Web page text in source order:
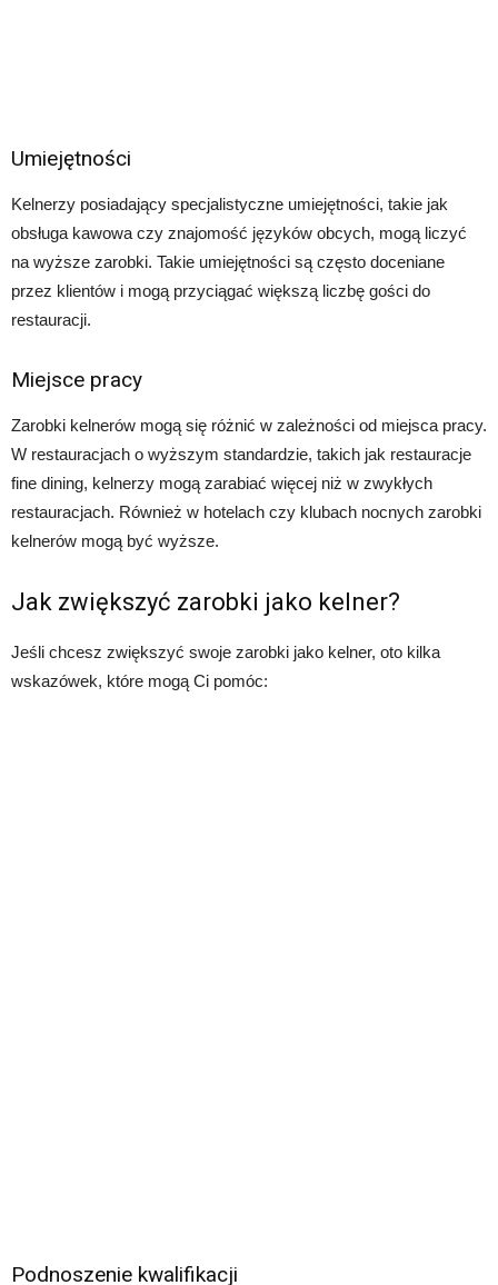
Umiejętności
Kelnerzy posiadający specjalistyczne umiejętności, takie jak
obsługa kawowa czy znajomość języków obcych, mogą liczyć
na wyższe zarobki. Takie umiejętności są często doceniane
przez klientów i mogą przyciągać większą liczbę gości do
restauracji.
Miejsce pracy
Zarobki kelnerów mogą się różnić w zależności od miejsca pracy.
W restauracjach o wyższym standardzie, takich jak restauracje
fine dining, kelnerzy mogą zarabiać więcej niż w zwykłych
restauracjach. Również w hotelach czy klubach nocnych zarobki
kelnerów mogą być wyższe.
Jak zwiększyć zarobki jako kelner?
Jeśli chcesz zwiększyć swoje zarobki jako kelner, oto kilka
wskazówek, które mogą Ci pomóc:
Podnoszenie kwalifikacji